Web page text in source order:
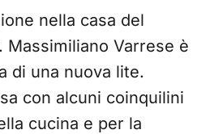
nella casa del
Massimiliano Varrese è
di una nuova lite.
con alcuni coinquilini
cucina e per la